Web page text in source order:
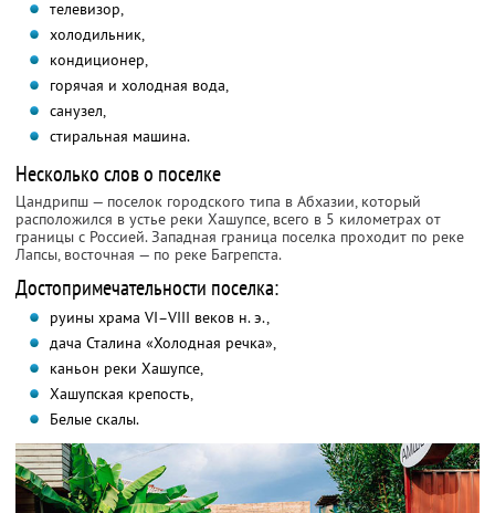
телевизор,
холодильник,
кондиционер,
горячая и холодная вода,
санузел,
стиральная машина.
Несколько слов о поселке
Цандрипш — поселок городского типа в Абхазии, который
расположился в устье реки Хашупсе, всего в 5 километрах от
границы с Россией. Западная граница поселка проходит по реке
Лапсы, восточная — по реке Багрепста.
Достопримечательности поселка:
руины храма VI–VIII веков н. э.,
дача Сталина «Холодная речка»,
каньон реки Хашупсе,
Хашупская крепость,
Белые скалы.